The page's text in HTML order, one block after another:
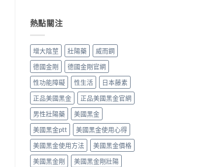
中
泊
西
60mg，
硬
得
起
又
撐
得
久
的
完
整
指
南〉
中
第
五
磷
酸
二
酯
酶
抑
制
劑
到
攝
護
腺
素
類
藥
勁
（Priligy
泊
西
汀）
副
作
用
全
解
析：
常
見
輕
微
vs
罕
熱點關注
增大陰莖 壯陽藥
威而鋼
德國金剛
德國金剛官網
性功能障礙
性生活
日本藤素
正品美國黑金
正品美國黑金官網
男性壯陽藥
美國黑金
美國黑金ptt
美國黑金使用心得
美國黑金使用方法
美國黑金價格
美國黑金剛
美國黑金剛壯陽